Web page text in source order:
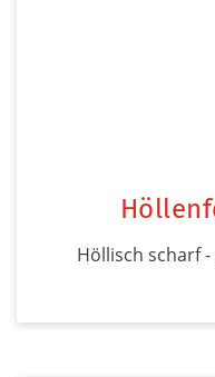
Höllisch scharf